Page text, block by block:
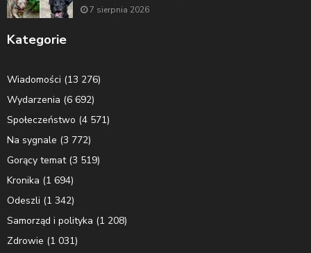
7 sierpnia 2026
Kategorie
Wiadomości (13 276)
Wydarzenia (6 692)
Społeczeństwo (4 571)
Na sygnale (3 772)
Gorący temat(3 519)
Kronika (1 694)
Odeszli (1 342)
Samorząd i polityka (1 208)
Zdrowie (1 031)